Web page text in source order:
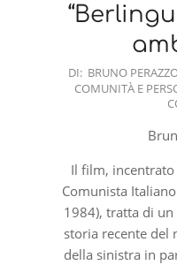
2024-
DI: BRUNO
COMUNITÀ E
Il film,
Comunista
1984), tratta di
storia recente del
della sinistra in